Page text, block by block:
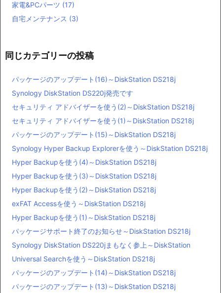
家電&PCパーツ (17)
自宅メンテナンス (3)
同じカテゴリーの投稿
パッケージのアップデート(16)～DiskStation DS218j
Synology DiskStation DS220j発売です
セキュリティ アドバイザーを使う(2)～DiskStation DS218j
セキュリティ アドバイザーを使う(1)～DiskStation DS218j
パッケージのアップデート(15)～DiskStation DS218j
Synology Hyper Backup Explorerを使う～DiskStation DS218j
Hyper Backupを使う(4)～DiskStation DS218j
Hyper Backupを使う(3)～DiskStation DS218j
Hyper Backupを使う(2)～DiskStation DS218j
exFAT Accessを使う～DiskStation DS218j
Hyper Backupを使う(1)～DiskStation DS218j
パッケージサポート終了のお知らせ～DiskStation DS218j
Synology DiskStation DS220jまもなく参上～DiskStation
Universal Searchを使う～DiskStation DS218j
パッケージのアップデート(14)～DiskStation DS218j
パッケージのアップデート(13)～DiskStation DS218j